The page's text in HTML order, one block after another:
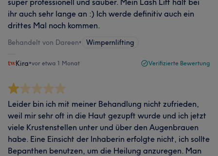
super professionell und sauber. Mein Lash Lift hält bei
ihr auch sehr lange an :) Ich werde definitiv auch ein
drittes Mal noch kommen.
Behandelt von Dareen• Wimpernlifting
Kira•vor etwa 1 Monat Verifizierte Bewertung
Leider bin ich mit meiner Behandlung nicht zufrieden,
weil mir sehr oft in die Haut gezupft wurde und ich jetzt
viele Krustenstellen unter und über den Augenbrauen
habe. Eine Einsicht der Inhaberin erfolgte nicht, ich sollte
Bepanthen benutzen, um die Heilung anzuregen. Man